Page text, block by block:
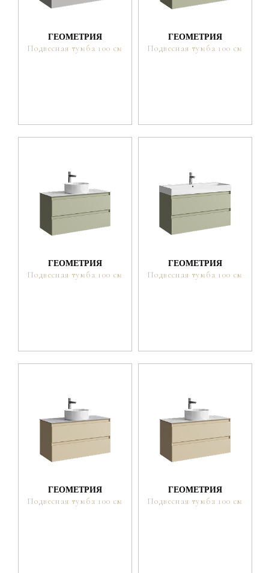
ГЕОМЕТРИЯ
Подвесная тумба 100 см
ГЕОМЕТРИЯ
Подвесная тумба 100 см
ГЕОМЕТРИЯ
Подвесная тумба 100 см
ГЕОМЕТРИЯ
Подвесная тумба 100 см
ГЕОМЕТРИЯ
Подвесная тумба 100 см
ГЕОМЕТРИЯ
Подвесная тумба 100 см